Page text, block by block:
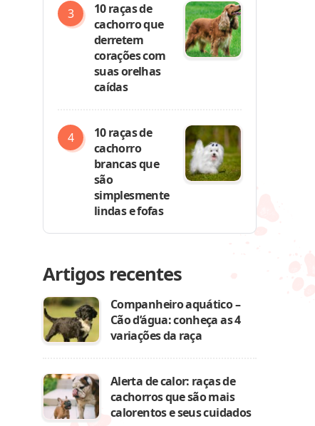
10 raças de
cachorro que
derretem
corações com
suas orelhas
caídas
10 raças de
cachorro
brancas que
são
simplesmente
lindas e fofas
Artigos recentes
Companheiro aquático –
Cão d’água: conheça as 4
variações da raça
Alerta de calor: raças de
cachorros que são mais
calorentos e seus cuidados